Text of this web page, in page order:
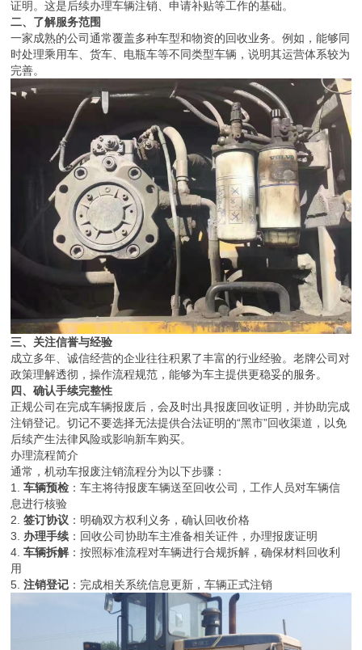
证明。这是后续办理车辆注销、申请补贴等工作的基础。
二、了解服务范围
一家成熟的公司通常覆盖多种车型和物资的回收业务。例如，能够同
时处理乘用车、货车、电瓶车等不同类型车辆，说明其运营体系较为
完善。
三、关注信誉与经验
成立多年、诚信经营的企业往往积累了丰富的行业经验。老牌公司对
政策理解透彻，操作流程规范，能够为车主提供更稳妥的服务。
四、确认手续完整性
正规公司在完成车辆报废后，会及时出具报废回收证明，并协助完成
注销登记。切记不要选择无法提供合法证明的“黑市”回收渠道，以免
后续产生法律风险或影响新车购买。
办理流程简介
通常，机动车报废注销流程分为以下步骤：
1.车辆预检 ：车主将待报废车辆送至回收公司，工作人员对车辆信
息进行核验
2.签订协议 ：明确双方权利义务，确认回收价格
3. 办理手续：回收公司协助车主准备相关证件，办理报废证明
4.车辆拆解：按照标准流程对车辆进行合规拆解，确保材料回收利
用
5.注销登记 ：完成相关系统信息更新，车辆正式注销